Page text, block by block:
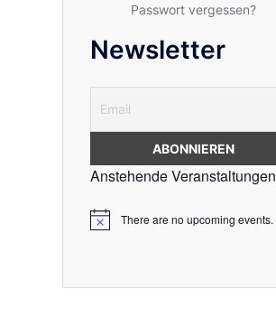
Passwort vergessen?
Newsletter
Anstehende Veranstaltungen
There are no upcoming events.